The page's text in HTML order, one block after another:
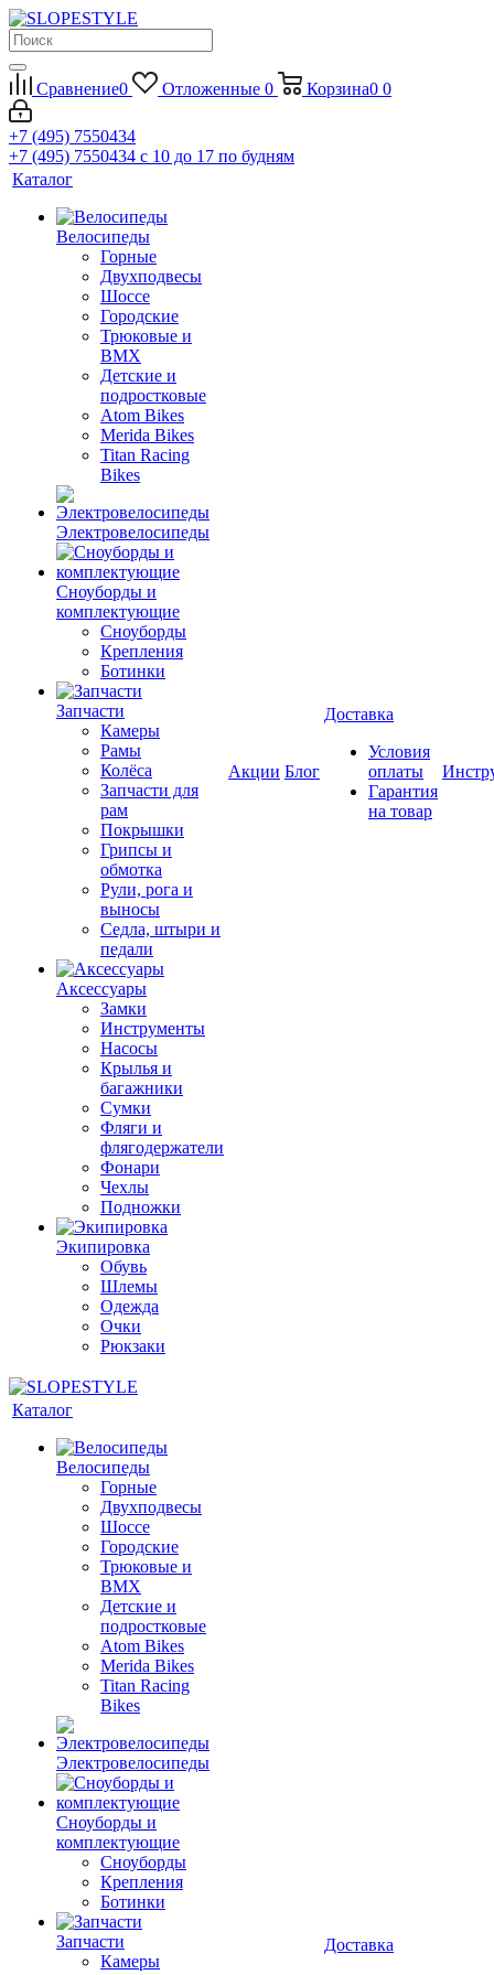
Сравнение0 Отложенные 0 Корзина0 0
+7 (495) 7550434
+7 (495) 7550434 с 10 до 17 по будням
Каталог
Велосипеды
Горные
Двухподвесы
Шоссе
Городские
Трюковые и
BMX
Детские и
подростковые
Atom Bikes
Merida Bikes
Titan Racing
Bikes
Электровелосипеды
Cноуборды и
комплектующие
Сноуборды
Крепления
Ботинки
Запчасти
Камеры
Рамы
Колёса
Запчасти для
рам
Покрышки
Грипсы и
обмотка
Рули, рога и
выносы
Седла, штыри и
педали
Аксессуары
Замки
Инструменты
Насосы
Крылья и
багажники
Сумки
Фляги и
флягодержатели
Фонари
Чехлы
Подножки
Экипировка
Обувь
Шлемы
Одежда
Очки
Рюкзаки
Акции Блог
Доставка
Условия
оплаты
Гарантия
на товар
Каталог
Велосипеды
Горные
Двухподвесы
Шоссе
Городские
Трюковые и
BMX
Детские и
подростковые
Atom Bikes
Merida Bikes
Titan Racing
Bikes
Электровелосипеды
Cноуборды и
комплектующие
Сноуборды
Крепления
Ботинки
Запчасти
Камеры
Доставка